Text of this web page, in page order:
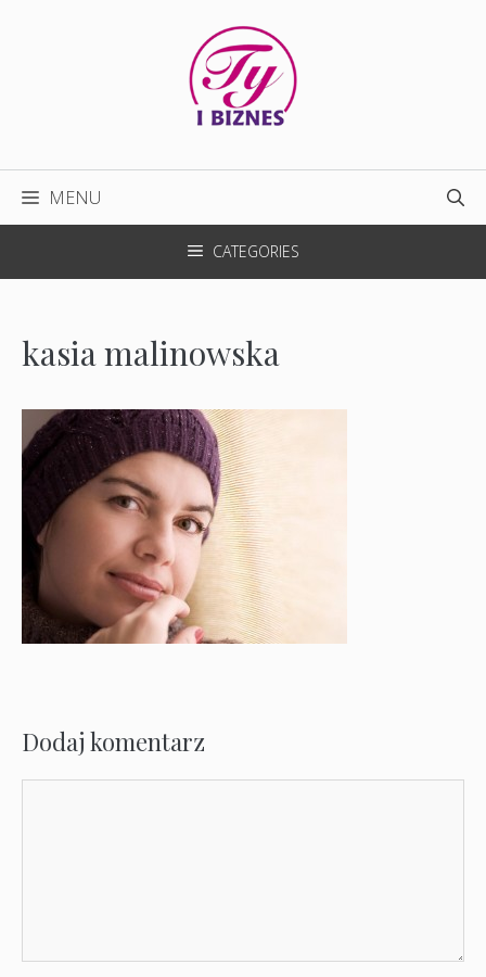
MENU
CATEGORIES
kasia malinowska
Dodaj komentarz